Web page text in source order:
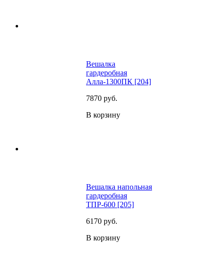
Вешалка
гардеробная
Алла-1300ПК [204]
7870 руб.
В корзину
Вешалка напольная
гардеробная
ТПР-600 [205]
6170 руб.
В корзину